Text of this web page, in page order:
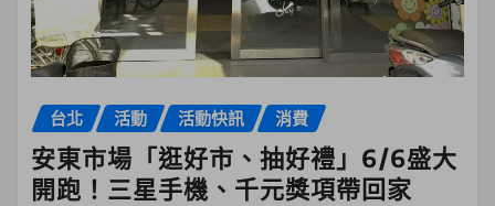
台北 活動 活動快訊 消費
安東市場「逛好市、抽好禮」6/6盛大
開跑！三星手機、千元獎項帶回家